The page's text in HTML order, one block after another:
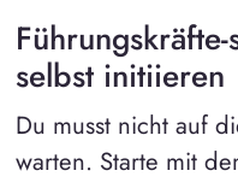
selbst initiieren
Du musst nicht auf
warten. Starte mit